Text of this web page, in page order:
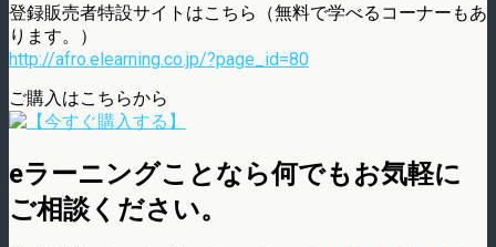
登録販売者特設サイトはこちら（無料で学べるコーナーもあ
ります。）
http://afro.elearning.co.jp/?page_id=80
ご購入はこちらから
eラーニングことなら何でもお気軽に
ご相談ください。